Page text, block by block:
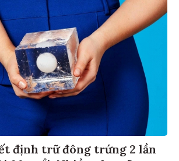
định trữ đông trứng 2 lần